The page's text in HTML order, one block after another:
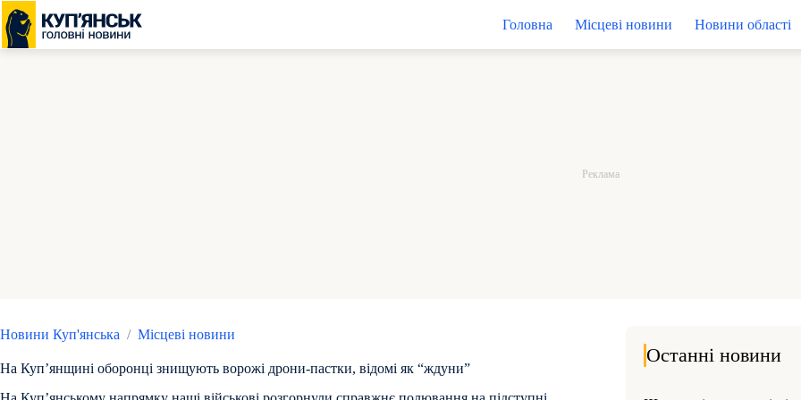
Перейти
до
вмісту
Головна Місцеві новини Новини області
Новини Куп'янська / Місцеві новини
На Куп’янщині оборонці знищують ворожі дрони-пастки, відомі як “ждуни”
Останні новини